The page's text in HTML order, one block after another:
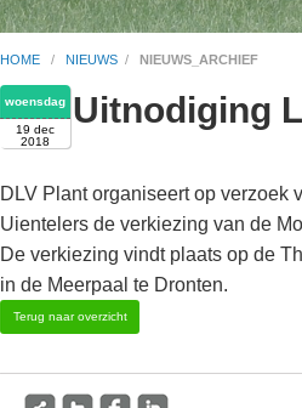
HOME / NIEUWS / NIEUWS_ARCHIEF
Uitnodiging
woensdag
19 dec
2018
DLV Plant organiseert op verzoek
Uientelers de verkiezing van de
De verkiezing vindt plaats op de
in de Meerpaal te Dronten.
Terug naar overzicht